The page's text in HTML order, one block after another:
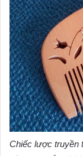
Chiếc lược truyền